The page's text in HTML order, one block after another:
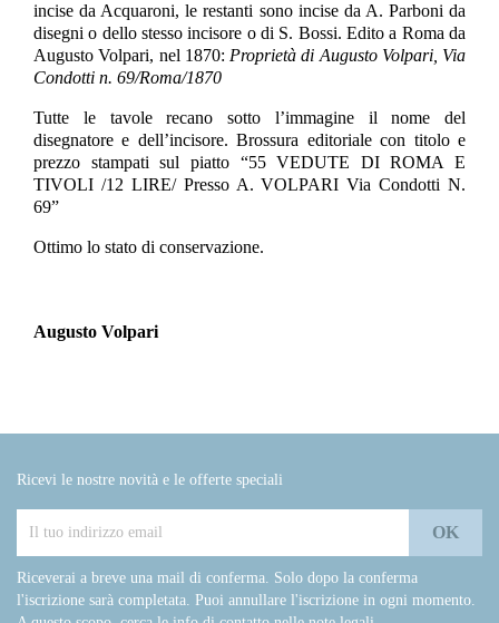
incise da Acquaroni, le restanti sono incise da A. Parboni da
disegni o dello stesso incisore o di S. Bossi. Edito a Roma da
Augusto Volpari, nel 1870: Proprietà di Augusto Volpari, Via
Condotti n. 69/Roma/1870
Tutte le tavole recano sotto l’immagine il nome del
disegnatore e dell’incisore. Brossura editoriale con titolo e
prezzo stampati sul piatto “55 VEDUTE DI ROMA E
TIVOLI /12 LIRE/ Presso A. VOLPARI Via Condotti N.
69”
Ottimo lo stato di conservazione.
Augusto Volpari
Ricevi le nostre novità e le offerte speciali
Riceverai a breve una mail di conferma. Solo dopo la conferma
l'iscrizione sarà completata. Puoi annullare l'iscrizione in ogni momento.